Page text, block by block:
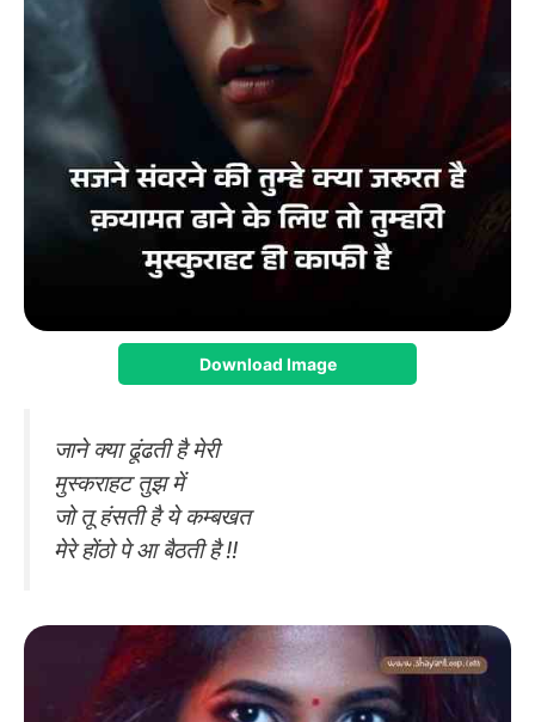
Download Image
जाने क्या ढूंढती है मेरी
मुस्कराहट तुझ में
जो तू हंसती है ये कम्बखत
मेरे होंठो पे आ बैठती है !!